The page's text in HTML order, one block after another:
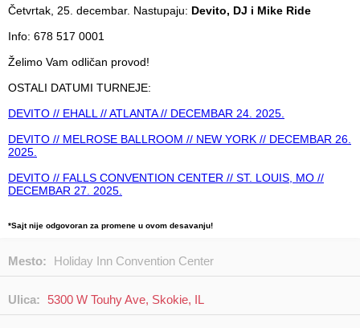
Četvrtak, 25. decembar. Nastupaju: Devito, DJ i Mike Ride
Info: 678 517 0001
Želimo Vam odličan provod!
OSTALI DATUMI TURNEJE:
DEVITO // EHALL // ATLANTA // DECEMBAR 24. 2025.
DEVITO // MELROSE BALLROOM // NEW YORK // DECEMBAR 26.
2025.
DEVITO // FALLS CONVENTION CENTER // ST. LOUIS, MO //
DECEMBAR 27. 2025.
*Sajt nije odgovoran za promene u ovom desavanju!
Mesto: Holiday Inn Convention Center
Ulica: 5300 W Touhy Ave, Skokie, IL